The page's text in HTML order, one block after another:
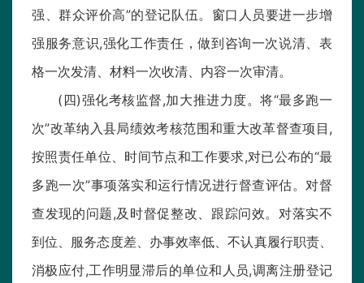
强、群众评价高”的登记队伍。窗口人员要进一步增
强服务意识,强化工作责任，做到咨询一次说清、表
格一次发清、材料一次收清、内容一次审清。
(四)强化考核监督,加大推进力度。将“最多跑一
次”改革纳入县局绩效考核范围和重大改革督查项目,
按照责任单位、时间节点和工作要求,对已公布的“最
多跑一次”事项落实和运行情况进行督查评估。对督
查发现的问题,及时督促整改、跟踪问效。对落实不
到位、服务态度差、办事效率低、不认真履行职责、
消极应付,工作明显滞后的单位和人员,调离注册登记